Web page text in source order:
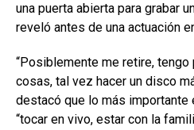
una puerta abierta para grabar
reveló antes de una actuación
“Posiblemente me retire, tengo
cosas, tal vez hacer un disco
destacó que lo más
“tocar en vivo, estar con la